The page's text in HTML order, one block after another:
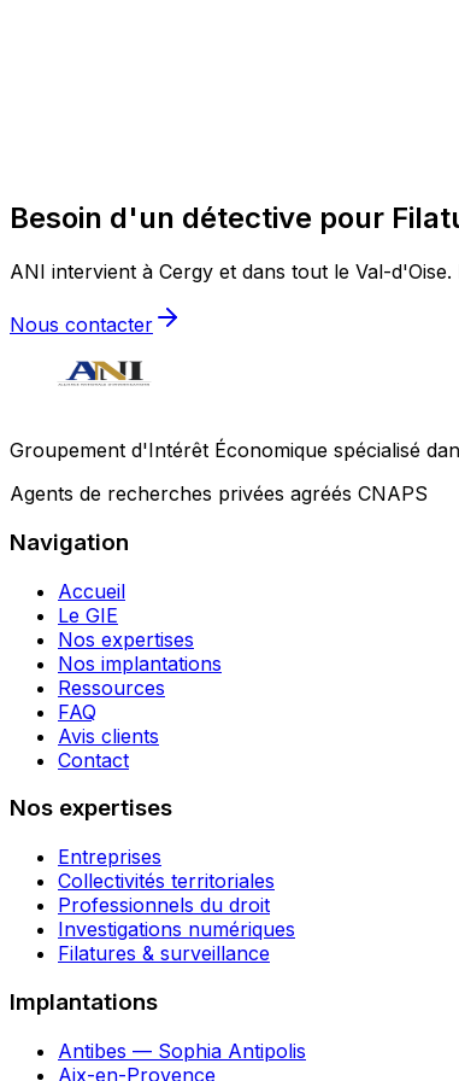
Besoin d'un détective pour
ANI intervient à Cergy et dans tout le Val-
Nous contacter
Groupement d'Intérêt Économique spécialisé
Agents de recherches privées agréés CNAPS
Navigation
Accueil
Le GIE
Nos expertises
Nos implantations
Ressources
FAQ
Avis clients
Contact
Nos expertises
Entreprises
Collectivités territoriales
Professionnels du droit
Investigations numériques
Filatures & surveillance
Implantations
Antibes — Sophia Antipolis
Aix-en-Provence